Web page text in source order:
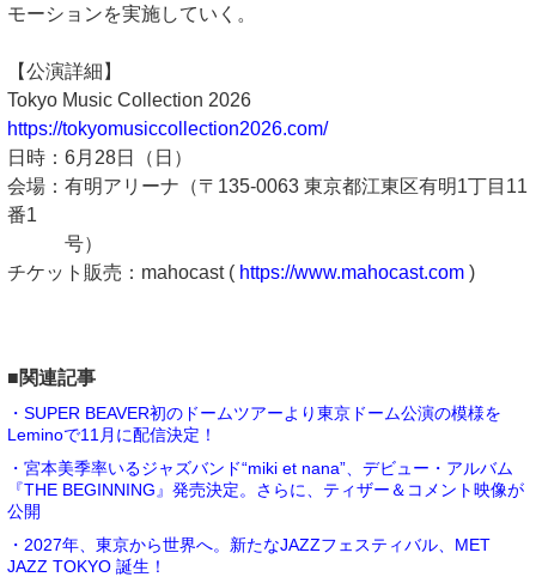
モーションを実施していく。
【公演詳細】
Tokyo Music Collection 2026
https://tokyomusiccollection2026.com/
日時：6月28日（日）
会場：有明アリーナ（〒135-0063 東京都江東区有明1丁目11
番1
号）
チケット販売：mahocast ( https://www.mahocast.com )
■関連記事
・SUPER BEAVER初のドームツアーより東京ドーム公演の模様を
Leminoで11月に配信決定！
・宮本美季率いるジャズバンド“miki et nana”、デビュー・アルバム
『THE BEGINNING』発売決定。さらに、ティザー＆コメント映像が
公開
・2027年、東京から世界へ。新たなJAZZフェスティバル、MET
JAZZ TOKYO 誕生！